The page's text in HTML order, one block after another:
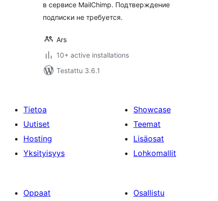
в сервисе MailChimp. Подтверждение
подписки не требуется.
Ars
10+ active installations
Testattu 3.6.1
Tietoa
Uutiset
Hosting
Yksityisyys
Showcase
Teemat
Lisäosat
Lohkomallit
Oppaat
Osallistu